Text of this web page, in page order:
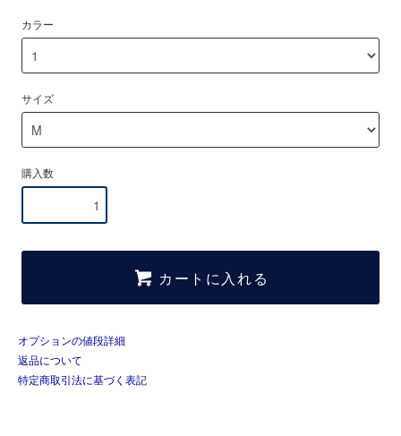
カラー
サイズ
購入数
カートに入れる
オプションの値段詳細
返品について
特定商取引法に基づく表記